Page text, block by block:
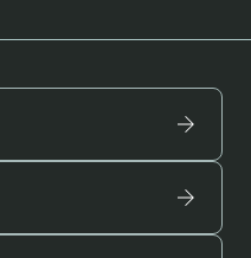
識別することができな